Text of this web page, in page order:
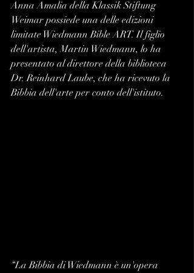
Anna Amalia della Klassik Stiftung
Weimar possiede una delle edizioni
limitate Wiedmann Bible ART. Il figlio
dell'artista, Martin Wiedmann, lo ha
presentato al direttore della biblioteca
Dr. Reinhard Laube, che ha ricevuto la
Bibbia dell'arte per conto dell'istituto.
“La Bibbia di Wiedmann è un'opera